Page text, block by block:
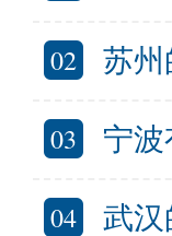
02 苏州
03 宁波
04 武汉